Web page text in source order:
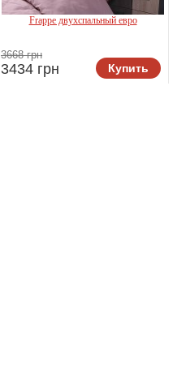
Marca Marco Milano
Frappe двухспальный евро
3668 грн
3434 грн Купить